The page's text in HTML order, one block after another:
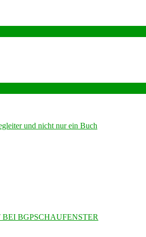
und nicht nur ein Buch
BGPSCHAUFENSTER